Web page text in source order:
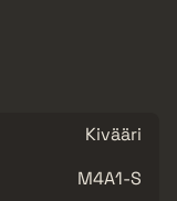
Kivääri
M4A1-S